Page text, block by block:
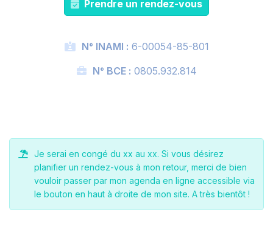
Prendre un rendez-vous
N° INAMI : 6-00054-85-801
N° BCE : 0805.932.814
Je serai en congé du xx au xx. Si vous désirez
planifier un rendez-vous à mon retour, merci de bien
vouloir passer par mon agenda en ligne accessible via
le bouton en haut à droite de mon site. A très bientôt !